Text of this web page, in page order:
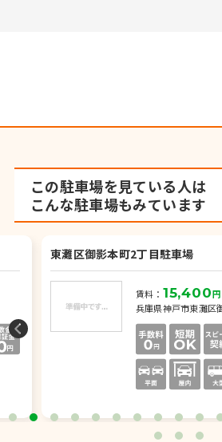
この駐車場を見ている人は
こんな駐車場もみています
東灘区御影本町2丁目駐車場
賃料： 15,400円
兵庫県神戸市東灘区